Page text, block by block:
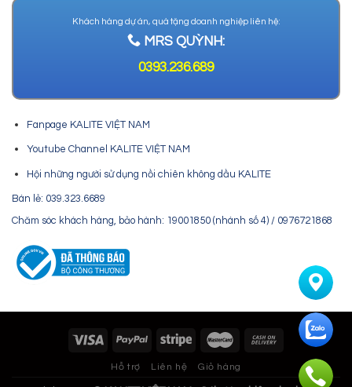
Khách hàng dự án, quà tặng doanh nghiệp liên hệ:
MRS QUỲNH:
0393.236.689
Fanpage KALITE VIỆT NAM
Youtube Channel KALITE VIỆT NAM
Hội những người sử dụng nồi chiên không dầu KALITE
Bán lẻ: 039.323.6689
Chăm sóc khách hàng, bảo hành: 19001850 (nhánh số 4) / 0976721868
Hỗ trợ Liên hệ Giỏ hàng